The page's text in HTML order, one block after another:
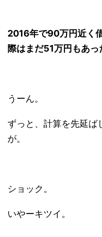
2016年で90万円近く
際はまだ51万円もあっ
うーん。
ずっと、計算を先延ば
が。
ショック。
いやーキツイ。